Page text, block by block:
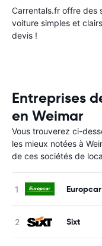
Carrentals.fr offre des
voiture simples et
devis !
Entreprises
en Weimar
Vous trouverez ci-
les mieux notées à
de ces sociétés de
Europcar
Sixt